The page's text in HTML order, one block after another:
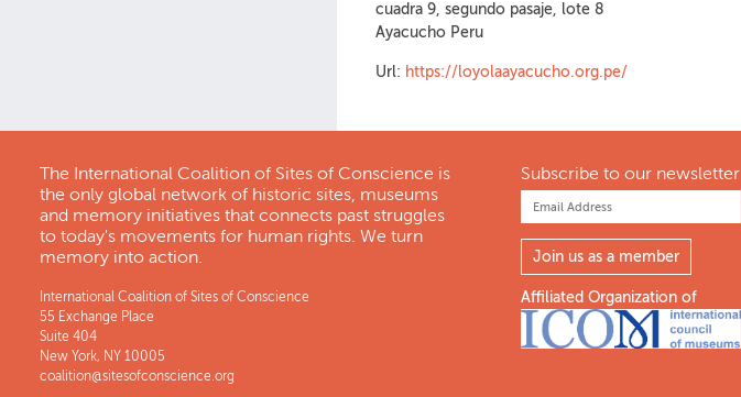
cuadra 9, segundo pasaje, lote 8
Ayacucho Peru
Url: https://loyolaayacucho.org.pe/
The International Coalition of Sites of Conscience is
the only global network of historic sites, museums
and memory initiatives that connects past struggles
to today's movements for human rights. We turn
memory into action.
International Coalition of Sites of Conscience
55 Exchange Place
Suite 404
New York, NY 10005
coalition@sitesofconscience.org
Subscribe to our newsletter
Join us as a member
Affiliated Organization of